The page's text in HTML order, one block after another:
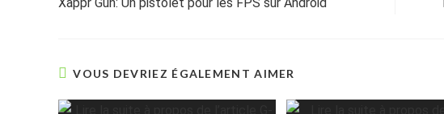
articles
VOUS DEVRIEZ ÉGALEMENT AIMER